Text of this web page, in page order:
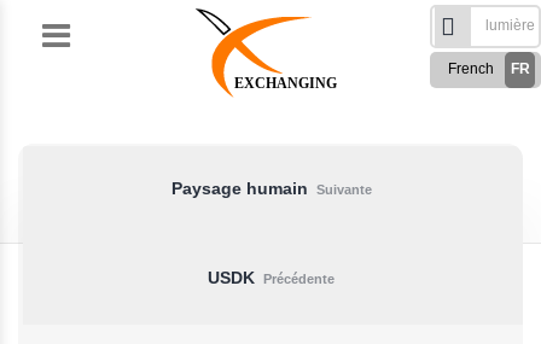
EXCHANGING
FR
French
Suivante
Paysage humain
Précédente
USDK